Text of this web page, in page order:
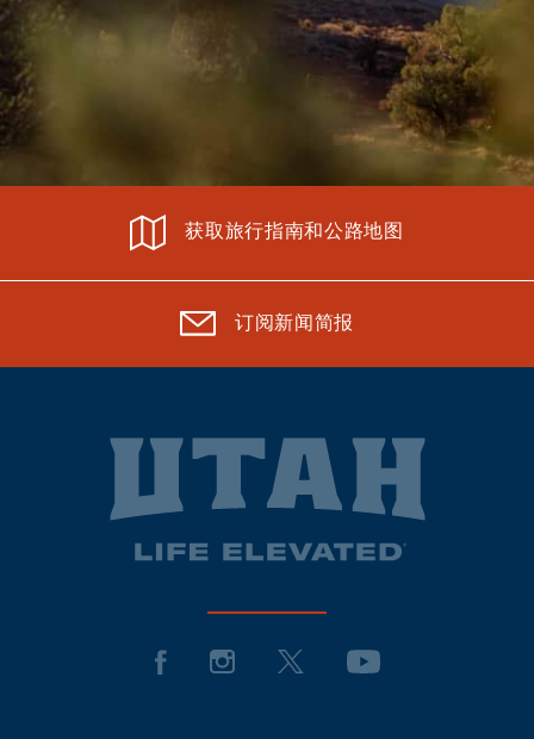
获取旅行指南和公路地图
订阅新闻简报